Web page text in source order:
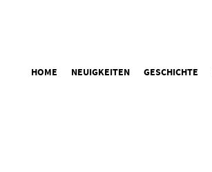
HOME NEUIGKEITEN GESCHICHTE